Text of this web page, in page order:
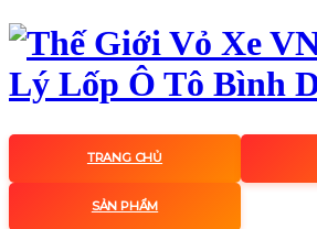
TRANG CHỦ
SẢN PHẨM